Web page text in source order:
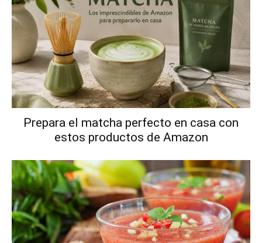
Prepara el matcha perfecto en casa con
estos productos de Amazon